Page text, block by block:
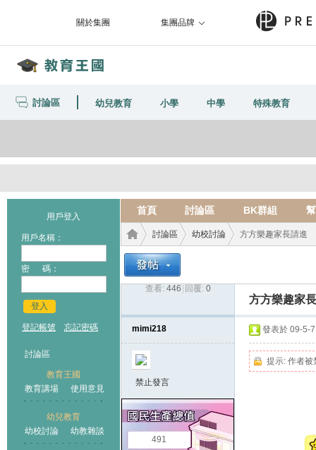
關於集團 集團品牌
討論區 幼兒教育 小學 中學 特殊教育
用戶登入
用戶名稱：
密 碼：
登入
登記帳號 忘記密碼
討論區
教育王國
教育講場
使用意見
幼兒教育
幼校討論
幼教雜談
首頁 討論區 BK群組
王國
討論區
›
幼校討論 方方樂趣家長請進
查看: 446 回覆: 0
方方樂趣家
mimi218
禁止發言
491
發表於 09-5-
提示: 作者被